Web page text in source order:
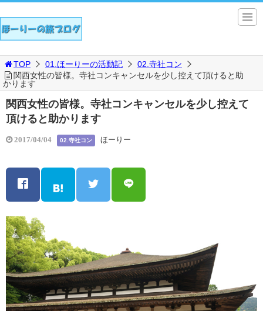
TOP 01.ほーりーの活動記
02.寺社コン
関西女性の皆様。寺社コンキャンセルを少し控えて頂けると助
かります
関西女性の皆様。寺社コンキャンセルを少し控えて
頂けると助かります
2017/04/04 02.寺社コン ほーりー